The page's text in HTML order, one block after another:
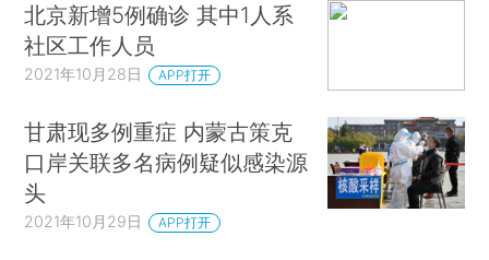
北京新增5例确诊 其中1人系
社区工作人员
2021年10月28日 APP打开
甘肃现多例重症 内蒙古策克
口岸关联多名病例疑似感染源
头
2021年10月29日 APP打开